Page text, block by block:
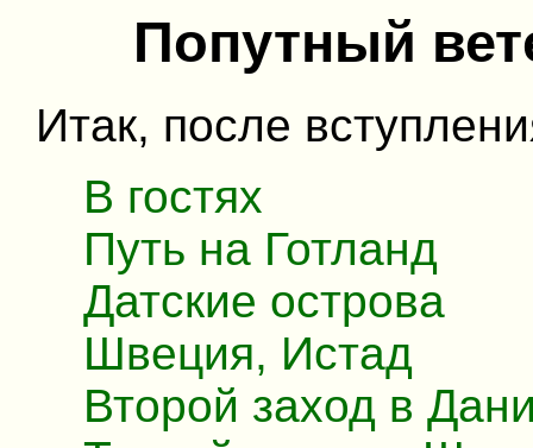
Попутный
Итак, после
В гостях
Путь на Готланд
Датские острова
Швеция, Истад
Второй заход в